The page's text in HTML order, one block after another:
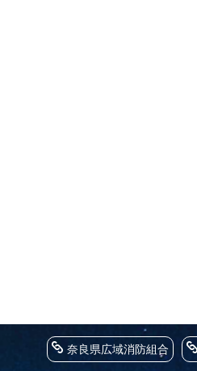
奈良県広域消防組合